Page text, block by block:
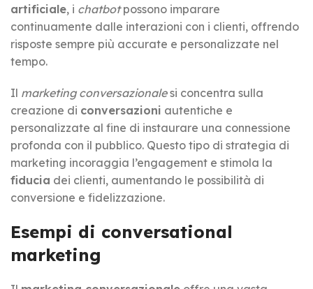
artificiale, i chatbotpossono imparare
continuamente dalle interazioni con i clienti, offrendo
risposte sempre più accurate e personalizzate nel
tempo.
Il marketing conversazionalesi concentra sulla
creazione di conversazioni autentiche e
personalizzate al fine di instaurare una connessione
profonda con il pubblico. Questo tipo di strategia di
marketing incoraggia l’engagement e stimola la
fiducia dei clienti, aumentando le possibilità di
conversione e fidelizzazione.
Esempi di conversational
marketing